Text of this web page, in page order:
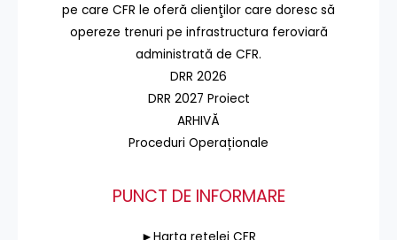
pe care CFR le oferă clienţilor care doresc să
opereze trenuri pe infrastructura feroviară
administrată de CFR.
DRR 2026
DRR 2027 Proiect
ARHIVĂ
Proceduri Operaționale
PUNCT DE INFORMARE